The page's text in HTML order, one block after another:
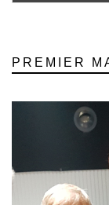
PREMIER